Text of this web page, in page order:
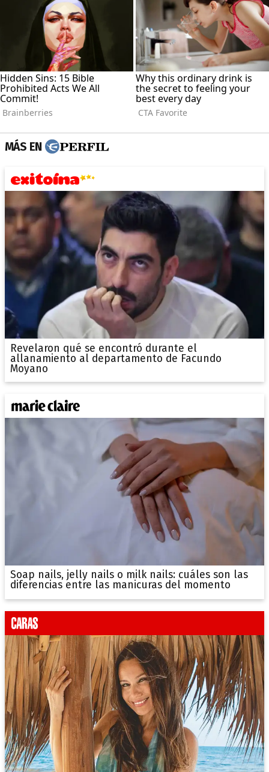
MÁS EN
Revelaron qué se encontró durante el
allanamiento al departamento de Facundo
Moyano
Soap nails, jelly nails o milk nails: cuáles son las
diferencias entre las manicuras del momento